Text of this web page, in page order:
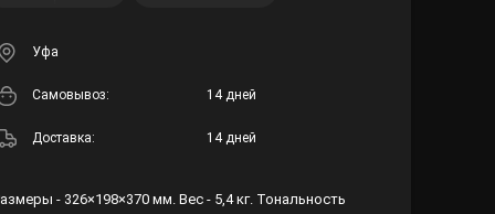
Уфа
Cамовывоз: 14 дней
Доставка: 14 дней
- 326×198×370 мм. Вес - 5,4 кг. Тональность